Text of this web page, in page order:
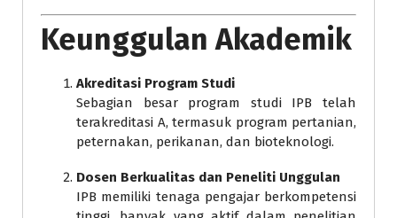
Keunggulan Akademik
Akreditasi Program Studi
Sebagian besar program studi IPB telah
terakreditasi A, termasuk program pertanian,
peternakan, perikanan, dan bioteknologi.
Dosen Berkualitas dan Peneliti Unggulan
IPB memiliki tenaga pengajar berkompetensi